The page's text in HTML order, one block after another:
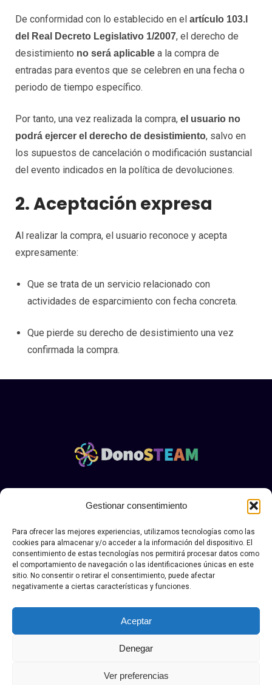
Gestionar consentimiento
Para ofrecer las mejores experiencias, utilizamos tecnologías como las
cookies para almacenar y/o acceder a la información del dispositivo. El
consentimiento de estas tecnologías nos permitirá procesar datos como
el comportamiento de navegación o las identificaciones únicas en este
sitio. No consentir o retirar el consentimiento, puede afectar
negativamente a ciertas características y funciones.
Aceptar
Denegar
Ver preferencias
De conformidad con lo establecido en el artículo 103.l
del Real Decreto Legislativo 1/2007, el derecho de
desistimiento no será aplicable a la compra de
entradas para eventos que se celebren en una fecha o
periodo de tiempo específico.
Por tanto, una vez realizada la compra, el usuario no
podrá ejercer el derecho de desistimiento, salvo en
los supuestos de cancelación o modificación sustancial
del evento indicados en la política de devoluciones.
2. Aceptación expresa
Al realizar la compra, el usuario reconoce y acepta
expresamente:
Que se trata de un servicio relacionado con
actividades de esparcimiento con fecha concreta.
Que pierde su derecho de desistimiento una vez
confirmada la compra.
Aviso legal y politica de privacidad Donosteam
Política
© Copyright DONOSTEAN 2026. Todos los derechos
reservados.